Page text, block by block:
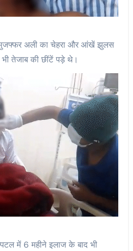
मुजफ्फर अली का चेहरा और आंखें झुलस
तेजाब की छींटें पड़े थे।
में 6 महीने इलाज के बाद भी